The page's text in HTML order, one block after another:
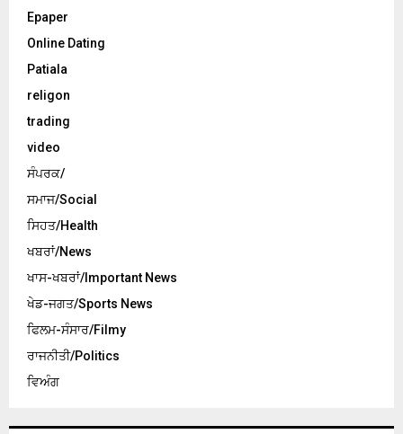
Epaper
Online Dating
Patiala
religon
trading
video
ਸੰਪਰਕ/
ਸਮਾਜ/Social
ਸਿਹਤ/Health
ਖਬਰਾਂ/News
ਖਾਸ-ਖਬਰਾਂ/Important News
ਖੇਡ-ਜਗਤ/Sports News
ਫਿਲਮ-ਸੰਸਾਰ/Filmy
ਰਾਜਨੀਤੀ/Politics
ਵਿਅੰਗ